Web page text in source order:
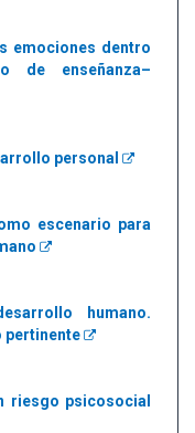
emociones dentro
de enseñanza–
personal
escenario para
humano.
pertinente
riesgo psicosocial